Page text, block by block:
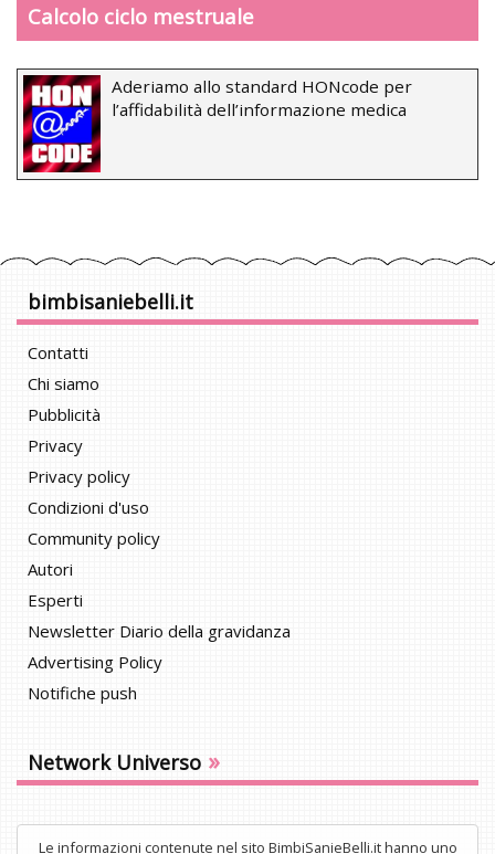
Calcolo ciclo mestruale
Aderiamo allo standard HONcode per
l’affidabilità dell’informazione medica
bimbisaniebelli.it
Contatti
Chi siamo
Pubblicità
Privacy
Privacy policy
Condizioni d'uso
Community policy
Autori
Esperti
Newsletter Diario della gravidanza
Advertising Policy
Notifiche push
Network Universo »
Le informazioni contenute nel sito BimbiSanieBelli.it hanno uno